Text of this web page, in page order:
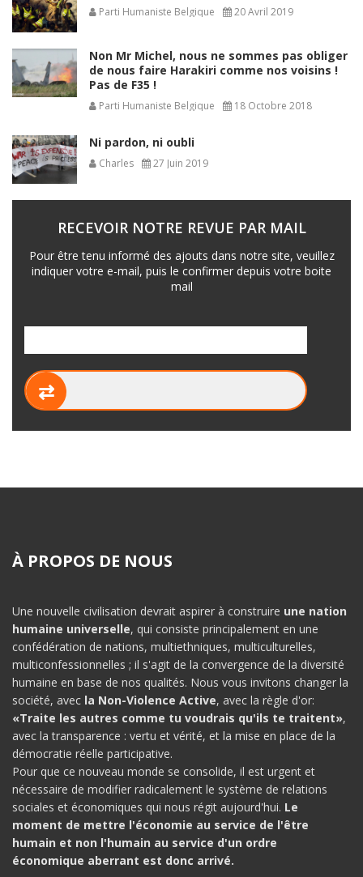
Parti Humaniste Belgique 20 Avril 2019
Non Mr Michel, nous ne sommes pas obliger
de nous faire Harakiri comme nos voisins !
Pas de F35 !
Parti Humaniste Belgique 18 Octobre 2018
Ni pardon, ni oubli
Charles 27 Juin 2019
RECEVOIR NOTRE REVUE PAR MAIL
Pour être tenu informé des ajouts dans notre site, veuillez
indiquer votre e-mail, puis le confirmer depuis votre boite
mail
⇄
À PROPOS DE NOUS
Une nouvelle civilisation devrait aspirer à construire une nation
humaine universelle, qui consiste principalement en une
confédération de nations, multiethniques, multiculturelles,
multiconfessionnelles ; il s'agit de la convergence de la diversité
humaine en base de nos qualités. Nous vous invitons changer la
société, avec la Non-Violence Active, avec la règle d'or:
«Traite les autres comme tu voudrais qu'ils te traitent»,
avec la transparence : vertu et vérité, et la mise en place de la
démocratie réelle participative.
Pour que ce nouveau monde se consolide, il est urgent et
nécessaire de modifier radicalement le système de relations
sociales et économiques qui nous régit aujourd'hui. Le
moment de mettre l'économie au service de l'être
humain et non l'humain au service d'un ordre
économique aberrant est donc arrivé.